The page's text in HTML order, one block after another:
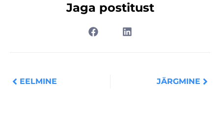
Jaga postitust
EELMINE JÄRGMINE